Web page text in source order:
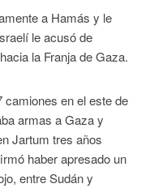
a Hamás y le
le acusó de
la Franja de Gaza.
camiones en el este de
armas a Gaza y
Jartum tres años
haber apresado un
entre Sudán y